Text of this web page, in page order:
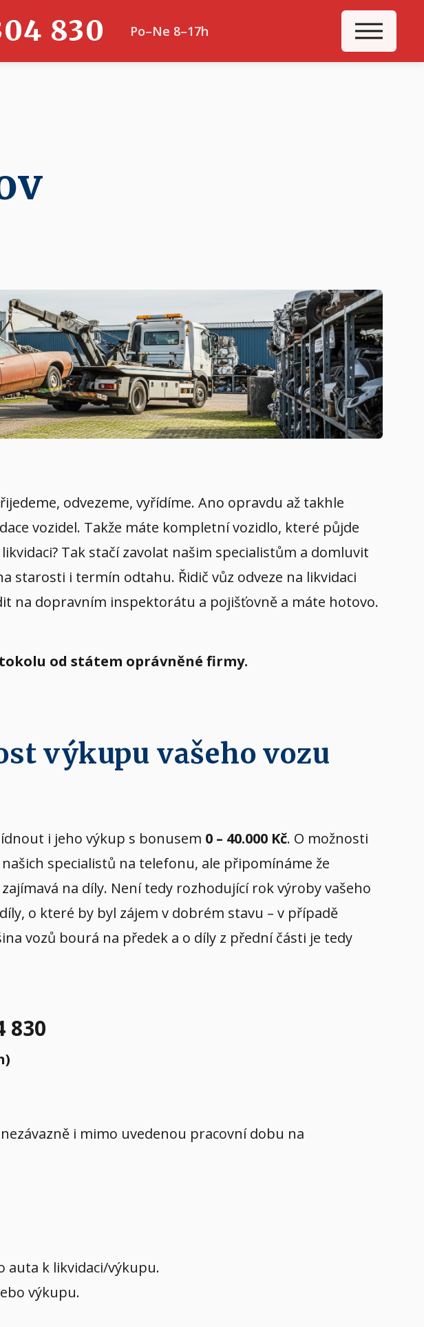
830 Po–Ne 8–17h
odvezeme, vyřídíme. Ano opravdu až takhle
vozidel. Takže máte kompletní vozidlo, které půjde
Tak stačí zavolat našim specialistům a domluvit
starosti i termín odtahu. Řidič vůz odveze na likvidaci
na dopravním inspektorátu a pojišťovně a máte hotovo.
od státem oprávněné firmy.
výkupu vašeho vozu
i jeho výkup s bonusem 0 – 40.000 Kč. O možnosti
specialistů na telefonu, ale připomínáme že
na díly. Není tedy rozhodující rok výroby vašeho
o které by byl zájem v dobrém stavu – v případě
vozů bourá na předek a o díly z přední části je tedy
830
i mimo uvedenou pracovní dobu na
auta k likvidaci/výkupu.
výkupu.